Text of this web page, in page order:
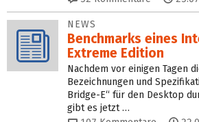
NEWS
Benchmarks eines
Extreme Edition
Nachdem vor einigen Tagen
Bezeichnungen und
Bridge-E“ für den Desktop
gibt es jetzt …